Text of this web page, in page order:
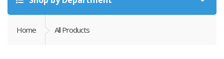
Home All Products